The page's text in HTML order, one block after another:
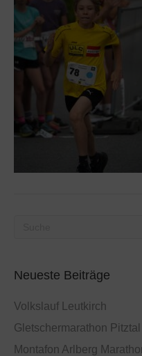
Neueste Beiträge
Volkslauf Leutkirch
Gletschermarathon Pitztal
Montafon Arlberg